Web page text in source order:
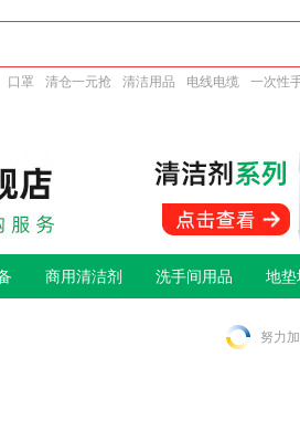
口罩 清仓一元抢 清洁用品 电线电缆 一次性
商用清洁剂 洗手间用品 地垫
努力